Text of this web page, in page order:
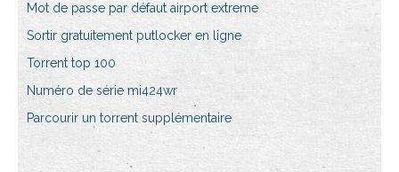
Mot de passe par défaut airport extreme
Sortir gratuitement putlocker en ligne
Torrent top 100
Numéro de série mi424wr
Parcourir un torrent supplémentaire